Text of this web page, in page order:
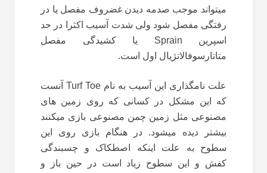
میتواند موجب صدمه دیدن غضروف مفصل یا در
رفتگی مفصل شود ولی شدت آسیب اکثرا در حد
اسپرین Sprain یا کشیدگی مفصل
متاتارسوفالاتژیال اول است.
علت نامگذاری این آسیب به نام Turf Toe آنست
که این مشکل در کسانی که روی زمین های
مصنوعی مثل زمین چمن مصنوعی بازی میکنند
بیشتر دیده میشود. در هنگام بازی روی این
سطوح به علت اینکه اصطکاک و چسبندگی
کفش و این سطوح زیاد است در حین باز و